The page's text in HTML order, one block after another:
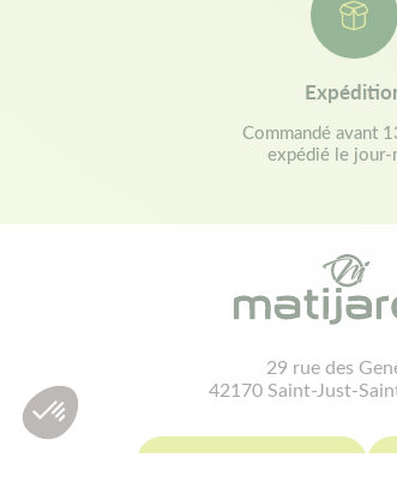
Commandé avant
expédié le jour-
29 rue des
42170 Saint-Just-